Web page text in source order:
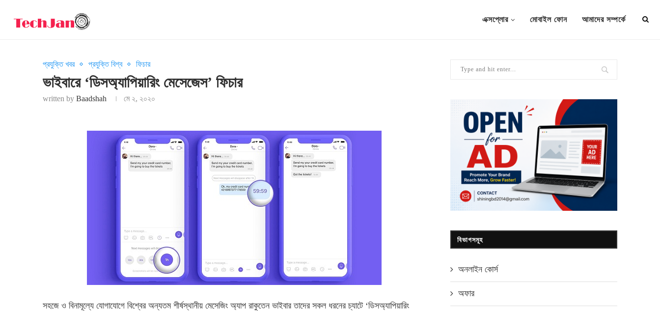
এক্সপ্লোর মোবাইল ফোন আমাদের সম্পর্কে
প্রযুক্তি খবর প্রযুক্তি বিশ্ব ফিচার
ভাইবারে ‘ডিসঅ্যাপিয়ারিং মেসেজেস’ ফিচার
written by Baadshah মে ২, ২০২০
সহজে ও বিনামূল্যে যোগাযোগে বিশ্বের অন্যতম শীর্ষস্থানীয় মেসেজিং অ্যাপ রাকুতেন ভাইবার তাদের সকল ধরনের চ্যাটে ‘ডিসঅ্যাপিয়ারিং
বিভাগসমূহ
অনলাইন কোর্স
অফার